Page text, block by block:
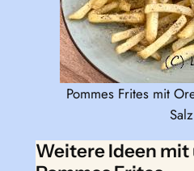
Pommes Frites mit
Salz
Weitere Ideen mit